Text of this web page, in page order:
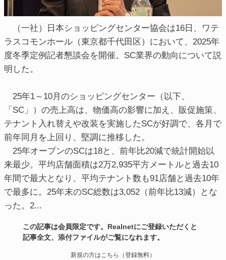
（一社）日本ショッピングセンター協会は16日、ワテ
ラスコモンホール（東京都千代田区）において、2025年
度冬季定例記者懇談会を開催。SC業界の動向について説
明した。
25年1～10月のショッピングセンター（以下、
「SC」）の売上高は、物価高の影響に加え、販促施策、
テナント入れ替えや改装を実施したSCが好調で、各月で
前年同月を上回り、堅調に推移した。
25年オープンのSCは18と、前年比20減で統計開始以
来最少。平均店舗面積は2万2,935平方メートルと過去10
年間で最大となり、平均テナント数も91店舗と過去10年
で最多に。25年末のSC総数は3,052（前年比13減）とな
った。2...
この記事は会員限定です。Realnetにご登録いただくと
記事全文、添付ファイルがご覧になれます。
新規の方はこちら（登録無料）